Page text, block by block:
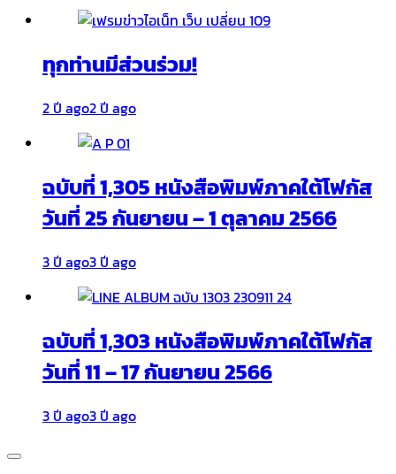
ทุกท่านมีส่วนร่วม!
2 ปี ago2 ปี ago
ฉบับที่ 1,305 หนังสือพิมพ์ภาคใต้โฟกัส
วันที่ 25 กันยายน – 1 ตุลาคม 2566
3 ปี ago3 ปี ago
ฉบับที่ 1,303 หนังสือพิมพ์ภาคใต้โฟกัส
วันที่ 11 – 17 กันยายน 2566
3 ปี ago3 ปี ago